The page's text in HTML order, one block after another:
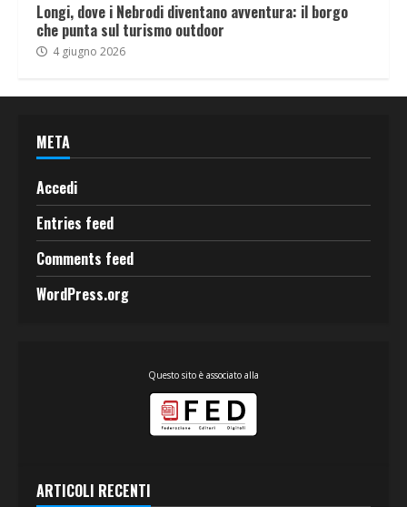
Longi, dove i Nebrodi diventano avventura: il borgo
che punta sul turismo outdoor
4 giugno 2026
META
Accedi
Entries feed
Comments feed
WordPress.org
Questo sito è associato alla
ARTICOLI RECENTI